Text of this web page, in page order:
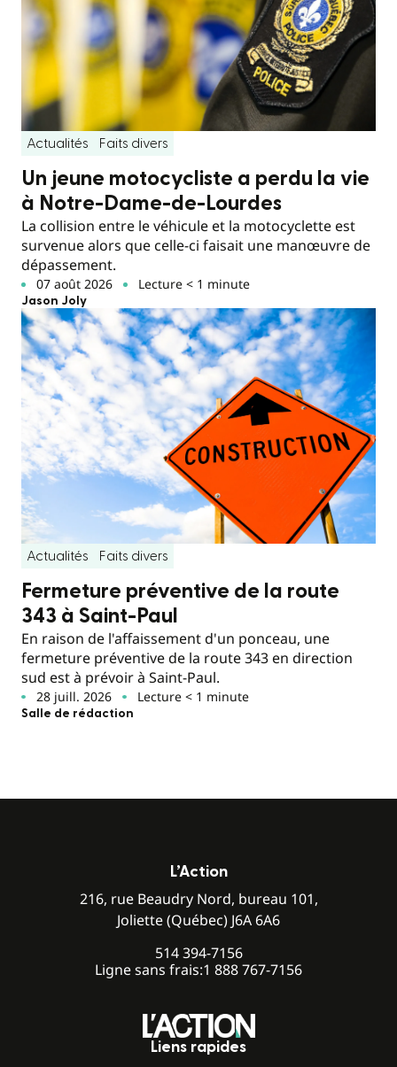
Actualités Faits divers
Un jeune motocycliste a perdu la vie
à Notre-Dame-de-Lourdes
La collision entre le véhicule et la motocyclette est
survenue alors que celle-ci faisait une manœuvre de
dépassement.
07 août 2026 Lecture < 1 minute
Jason Joly
Actualités Faits divers
Fermeture préventive de la route
343 à Saint-Paul
En raison de l'affaissement d'un ponceau, une
fermeture préventive de la route 343 en direction
sud est à prévoir à Saint-Paul.
28 juill. 2026 Lecture < 1 minute
Salle de rédaction
L’Action
216, rue Beaudry Nord, bureau 101,
Joliette (Québec) J6A 6A6
514 394-7156
Ligne sans frais:1 888 767-7156
Liens rapides